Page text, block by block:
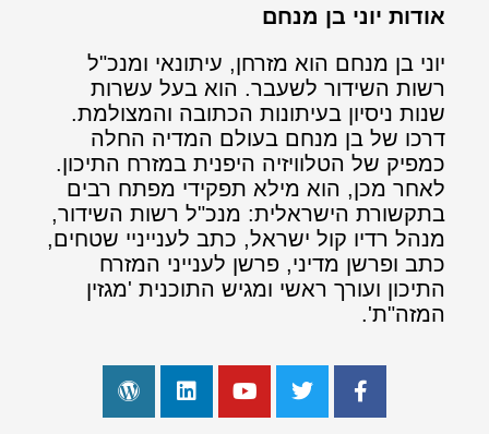
אודות יוני בן מנחם
יוני בן מנחם הוא מזרחן, עיתונאי ומנכ"ל
רשות השידור לשעבר. הוא בעל עשרות
שנות ניסיון בעיתונות הכתובה והמצולמת.
דרכו של בן מנחם בעולם המדיה החלה
כמפיק של הטלוויזיה היפנית במזרח התיכון.
לאחר מכן, הוא מילא תפקידי מפתח רבים
בתקשורת הישראלית: מנכ"ל רשות השידור,
מנהל רדיו קול ישראל, כתב לענייניי שטחים,
כתב ופרשן מדיני, פרשן לענייני המזרח
התיכון ועורך ראשי ומגיש התוכנית 'מגזין
המזה"ת'.